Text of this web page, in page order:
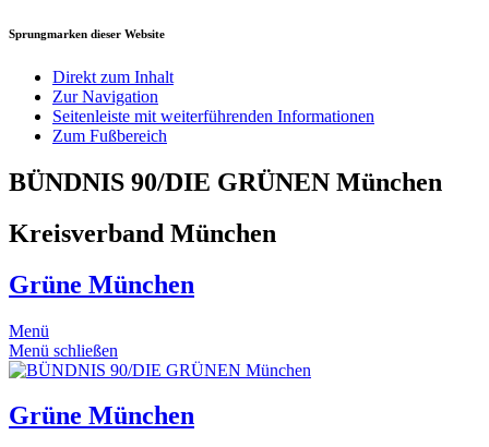
Sprungmarken dieser Website
Direkt zum Inhalt
Zur Navigation
Seitenleiste mit weiterführenden Informationen
Zum Fußbereich
BÜNDNIS 90/DIE GRÜNEN München
Kreisverband München
Grüne München
Menü
Menü schließen
Grüne München